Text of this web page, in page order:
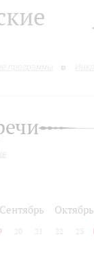
Сентябрь Октябрь
20 21 22 23